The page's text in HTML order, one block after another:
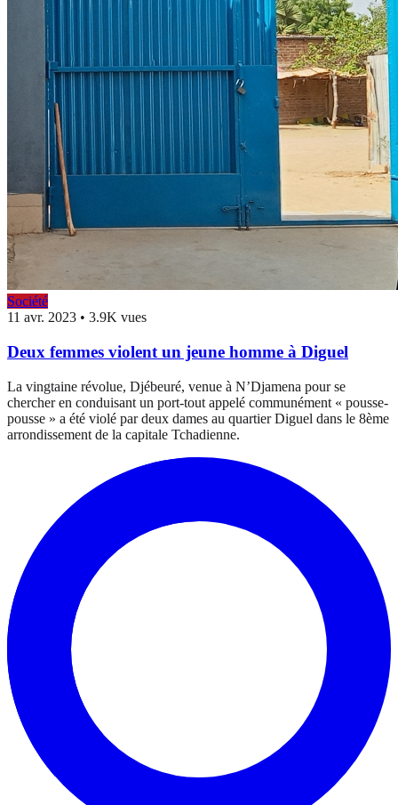
Société
11 avr. 2023 • 3.9K vues
Deux femmes violent un jeune homme à Diguel
La vingtaine révolue, Djébeuré, venue à N’Djamena pour se
chercher en conduisant un port-tout appelé communément « pousse-
pousse » a été violé par deux dames au quartier Diguel dans le 8ème
arrondissement de la capitale Tchadienne.